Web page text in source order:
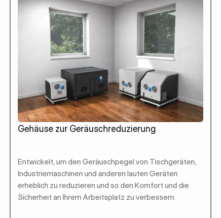
Gehäuse zur Geräuschreduzierung
Entwickelt, um den Geräuschpegel von Tischgeräten,
Industriemaschinen und anderen lauten Geräten
erheblich zu reduzieren und so den Komfort und die
Sicherheit an Ihrem Arbeitsplatz zu verbessern.